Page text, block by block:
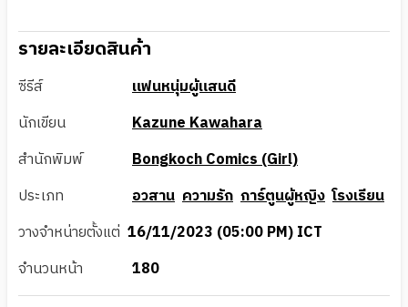
รายละเอียดสินค้า
ซีรีส์
แฟนหนุ่มผู้แสนดี
นักเขียน
Kazune Kawahara
สำนักพิมพ์
Bongkoch Comics (Girl)
ประเภท
อวสาน ความรัก การ์ตูนผู้หญิง โรงเรียน
วางจำหน่ายตั้งแต่ 16/11/2023 (05:00 PM) ICT
จำนวนหน้า
180